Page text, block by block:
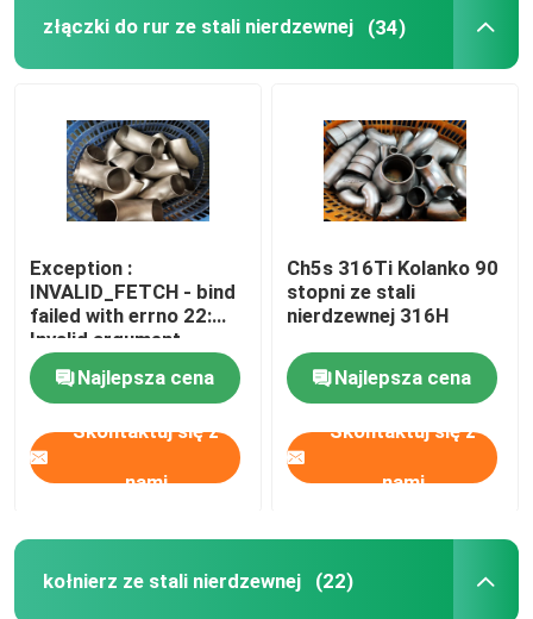
złączki do rur ze stali nierdzewnej (34)
Exception :
INVALID_FETCH - bind
failed with errno 22:
Invalid argument
ip=150.238.30.5
Najlepsza cena
Skontaktuj się z
nami
Ch5s 316Ti Kolanko 90
stopni ze stali
nierdzewnej 316H
Najlepsza cena
Skontaktuj się z
nami
kołnierz ze stali nierdzewnej (22)